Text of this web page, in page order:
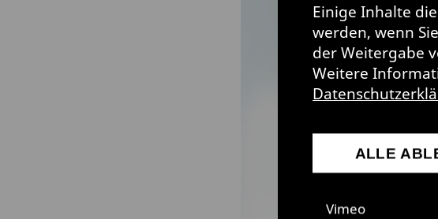
Einige Inhalte
werden, wenn
der Weitergabe
Weitere
ALLE
Vimeo